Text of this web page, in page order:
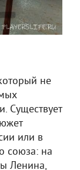
не
Существует
или в
союза: на
Ленина,